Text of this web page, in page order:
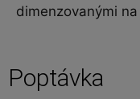
dimenzovanými
Poptávka